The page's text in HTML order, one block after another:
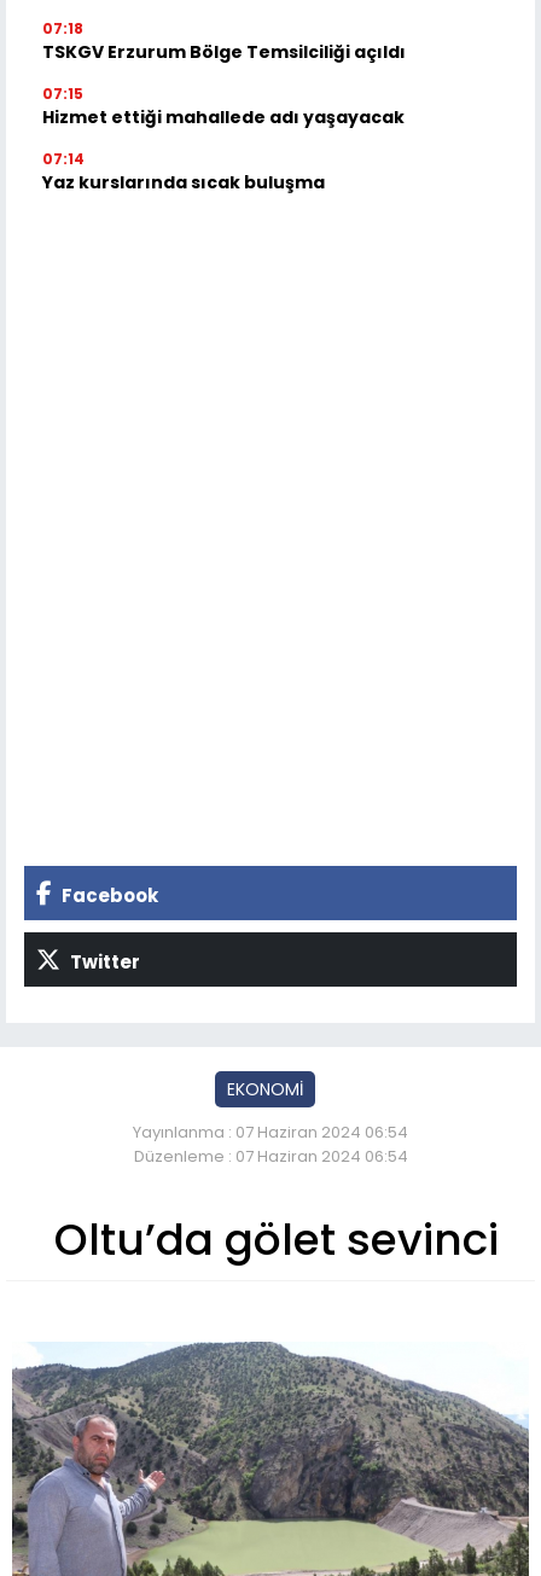
07:18
TSKGV Erzurum Bölge Temsilciliği açıldı
07:15
Hizmet ettiği mahallede adı yaşayacak
07:14
Yaz kurslarında sıcak buluşma
Facebook
Twitter
EKONOMİ
Yayınlanma : 07 Haziran 2024 06:54
Düzenleme : 07 Haziran 2024 06:54
Oltu’da gölet sevinci